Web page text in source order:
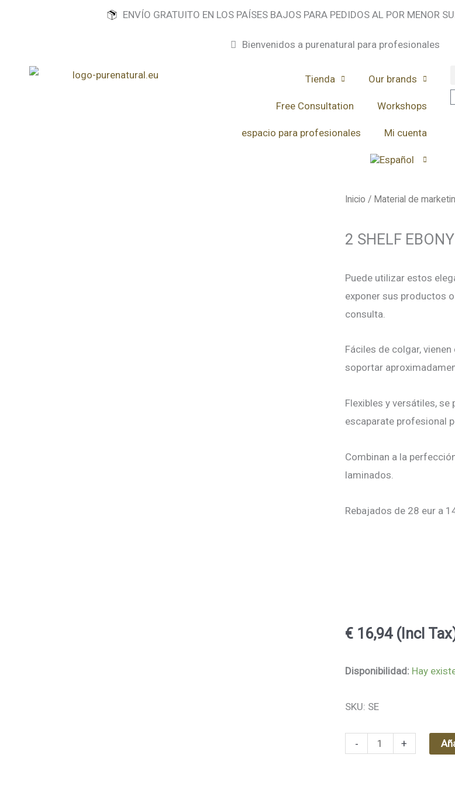
ENVÍO GRATUITO EN LOS PAÍSES BAJOS PARA PEDIDOS AL POR MENOR
Bienvenidos a purenatural para profesionales
Tienda Our brands
Free Consultation Workshops
espacio para profesionales Mi cuenta
Inicio / Material de
2 SHELF
Puede utilizar estos
exponer sus productos
consulta.
Fáciles de colgar,
soportar
Flexibles y versátiles,
escaparate profesional
Combinan a la
laminados.
Rebajados de 28 eur a
€ 16,94(Incl
Disponibilidad: Hay
SKU: SE
-
2
EBONY
+